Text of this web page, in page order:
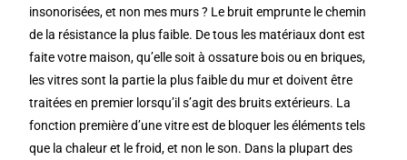
insonorisées, et non mes murs ? Le bruit emprunte le chemin
de la résistance la plus faible. De tous les matériaux dont est
faite votre maison, qu’elle soit à ossature bois ou en briques,
les vitres sont la partie la plus faible du mur et doivent être
traitées en premier lorsqu’il s’agit des bruits extérieurs. La
fonction première d’une vitre est de bloquer les éléments tels
que la chaleur et le froid, et non le son. Dans la plupart des